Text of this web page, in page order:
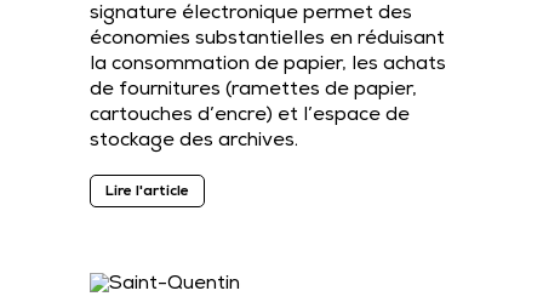
signature électronique permet des
économies substantielles en réduisant
la consommation de papier, les achats
de fournitures (ramettes de papier,
cartouches d’encre) et l’espace de
stockage des archives.
Lire l'article